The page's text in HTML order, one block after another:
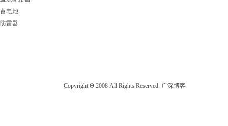
蓄电池
防雷器
Copyright Θ 2008 All Rights Reserved. 广深博客